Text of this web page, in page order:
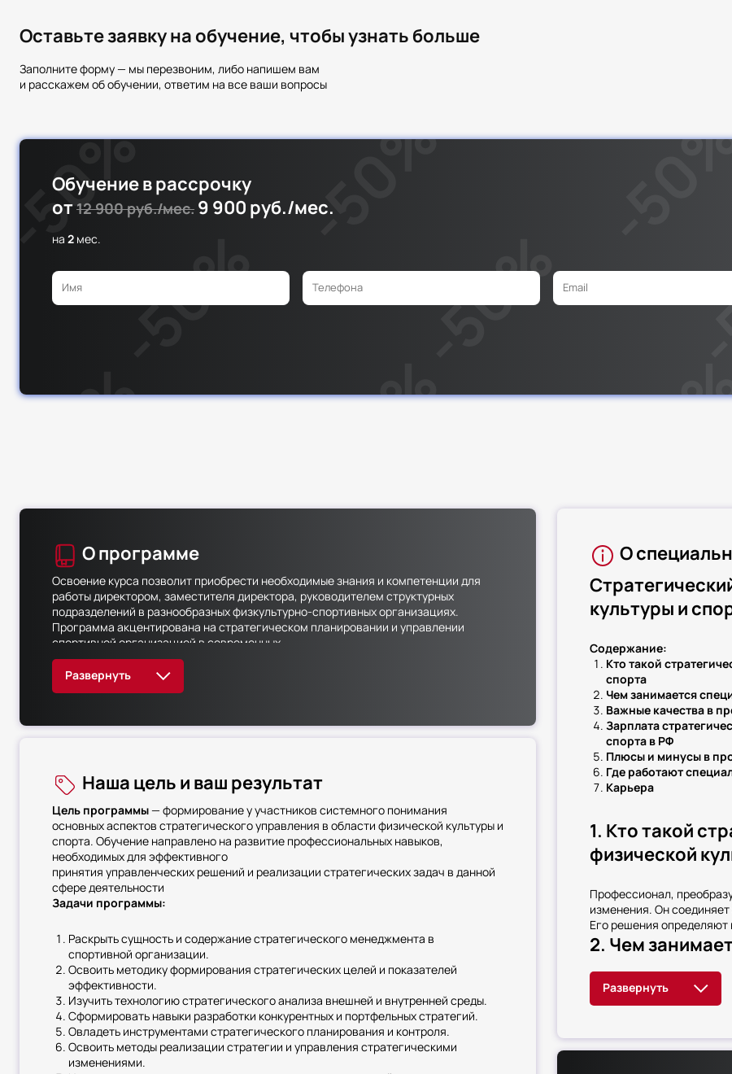
Оставьте заявку на обучение, чтобы узнать больше
Заполните форму — мы перезвоним, либо напишем вам
и расскажем об обучении, ответим на все ваши вопросы
Обучение в рассрочку
от12 900 руб./мес. 9 900 руб./мес.
на 2 мес.
О программе
Освоение курса позволит приобрести необходимые знания и компетенции для
работы директором, заместителя директора, руководителем структурных
подразделений в разнообразных физкультурно-спортивных организациях.
Программа акцентирована на стратегическом планировании и управлении
спортивной организацией в современных
условиях. Курс разработан в соответствии с последними профстандартами и
предполагает присвоение квалификации «Руководитель физкультурно-
спортивной организации».
классических моделей стратегического управления к специфике физкультурно-
спортивной сферы. Курс готовит руководителей высшего звена, способных
выводить спортивные организации на качественно новый уровень
Наша цель и ваш результат
Цель программы— формирование у участников системного понимания
основных аспектов стратегического управления в области физической культуры и
спорта. Обучение направлено на развитие профессиональных навыков,
необходимых для эффективного
принятия управленческих решений и реализации стратегических задач в данной
сфере деятельности
Задачи программы:
Раскрыть сущность и содержание стратегического менеджмента в
спортивной организации.
Освоить методику формирования стратегических целей и показателей
эффективности.
Изучить технологию стратегического анализа внешней и внутренней среды.
Сформировать навыки разработки конкурентных и портфельных стратегий.
Овладеть инструментами стратегического планирования и контроля.
Освоить методы реализации стратегии и управления стратегическими
изменениями.
О
культуры и
Содержание:
Кто такой
спорта
Чем занимается
Важные качества в
Зарплата
спорта в РФ
Плюсы и минусы в
Где работают
Карьера
1. Кто такой
физической
Профессионал,
изменения. Он
Его решения определяют
2. Чем
Стратегические функции:
Формирование